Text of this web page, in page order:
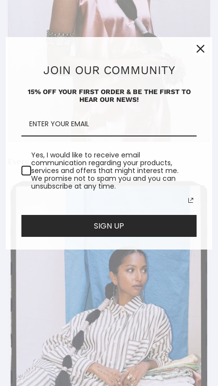
Every Thread Has Already Lived a Life
JOIN OUR COMMUNITY
15% OFF YOUR FIRST ORDER & BE THE FIRST TO
HEAR OUR NEWS!
Yes, I would like to receive email
communication regarding your products,
services and offers that might interest me.
We promise not to spam you and you can
unsubscribe at any time.
SIGN UP